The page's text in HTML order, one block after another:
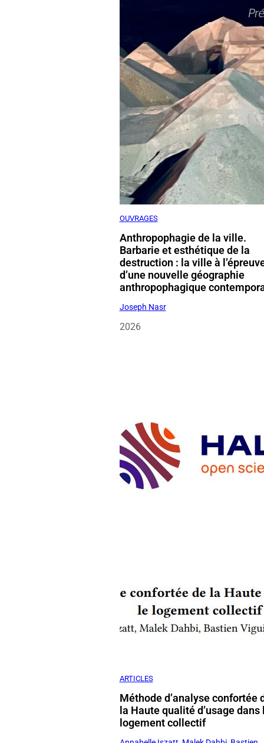
OUVRAGES
Anthropophagie de la ville.
Barbarie et esthétique de la
destruction : la ville à
d’une nouvelle géographie
anthropophagique
Joseph Nasr
2026
Méthode d’analyse confortée
la Haute qualité d’usage dans
logement collectif
Annabelle Iszatt ,Malek Dahbi,
Viguier, Mathilde Hôt